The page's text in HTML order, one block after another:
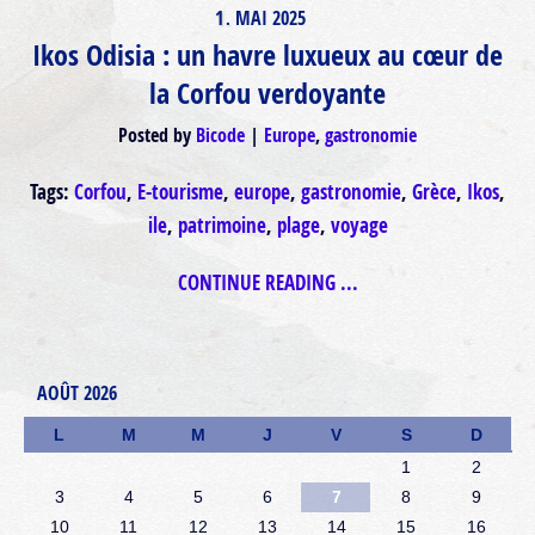
1. MAI 2025
Ikos Odisia : un havre luxueux au cœur de
la Corfou verdoyante
Posted by Bicode Europe,gastronomie
Tags: Corfou, E-tourisme, europe, gastronomie, Grèce, Ikos,
ile, patrimoine, plage, voyage
CONTINUE READING ...
AOÛT 2026
L M M J V S
D
1
2
3
4 5 6 7 8
9
10
11 12 13 14 15 16